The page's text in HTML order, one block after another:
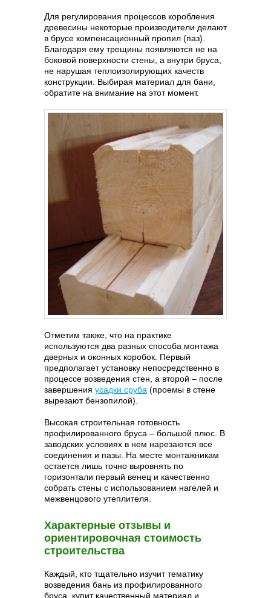
Для регулирования процессов коробления
древесины некоторые производители делают
в брусе компенсационный пропил (паз).
Благодаря ему трещины появляются не на
боковой поверхности стены, а внутри бруса,
не нарушая теплоизолирующих качеств
конструкции. Выбирая материал для бани,
обратите на внимание на этот момент.
Отметим также, что на практике
используются два разных способа монтажа
дверных и оконных коробок. Первый
предполагает установку непосредственно в
процессе возведения стен, а второй – после
завершения усадки сруба (проемы в стене
вырезают бензопилой).
Высокая строительная готовность
профилированного бруса – большой плюс. В
заводских условиях в нем нарезаются все
соединения и пазы. На месте монтажникам
остается лишь точно выровнять по
горизонтали первый венец и качественно
собрать стены с использованием нагелей и
межвенцового утеплителя.
Характерные отзывы и
ориентировочная стоимость
строительства
Каждый, кто тщательно изучит тематику
возведения бань из профилированного
бруса, купит качественный материал и